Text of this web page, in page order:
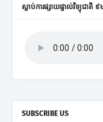
ស្តាប់ការផ្សាយផ្ទាល់វិទ្យុជាតិ ៩
SUBSCRIBE US